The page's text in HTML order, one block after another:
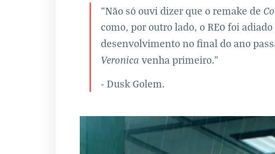
“Não só ouvi dizer que o remake de
como, por outro lado, o RE0 foi
desenvolvimento no final do ano
Veronica venha primeiro.”
- Dusk Golem.